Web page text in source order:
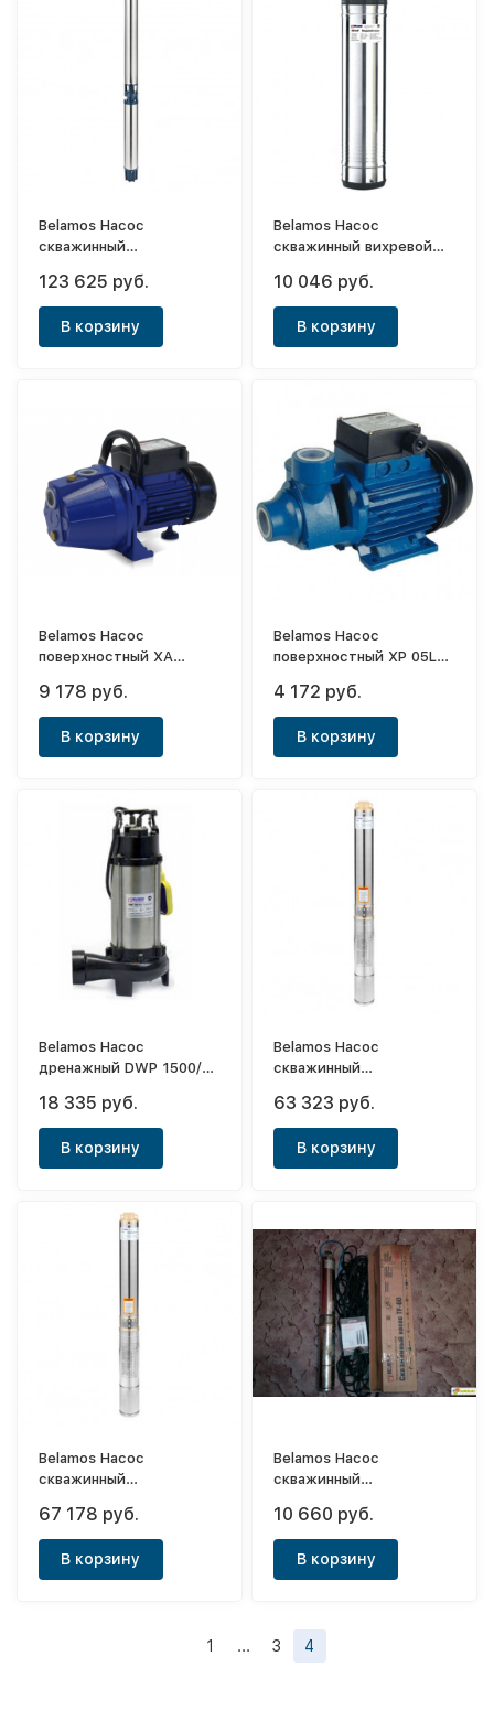
Belamos Насос
скважинный
6TR130/67 каб. 1.5м,
диам. 140мм, 380В
123 625 руб.
В корзину
Belamos Насос
скважинный вихревой
каб.20м,диам.96мм
10 046 руб.
В корзину
Belamos Насос
поверхностный XA
9 178 руб.
В корзину
Belamos Насос
поверхностный XP 05L
4 172 руб.
В корзину
Belamos Насос
дренажный DWP 1500/18
10м, Н 18.5м.
18 335 руб.
В корзину
Belamos Насос
скважинный
4TF120/22 каб. 1.5м,
диам. 96мм, 380В
63 323 руб.
В корзину
Belamos Насос
скважинный
4TF150/22 каб. 1.5м,
диам. 96мм, 380В (с
ПЗУ)
67 178 руб.
В корзину
Belamos Насос
скважинный
(выс.под.-60м.) диам.4"
10 660 руб.
В корзину
1 ... 3 4